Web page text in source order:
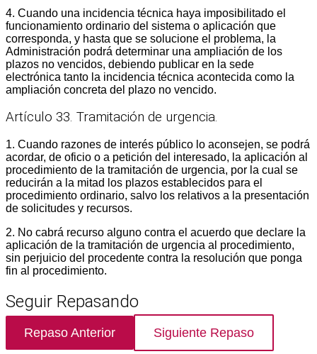
4. Cuando una incidencia técnica haya imposibilitado el
funcionamiento ordinario del sistema o aplicación que
corresponda, y hasta que se solucione el problema, la
Administración podrá determinar una ampliación de los
plazos no vencidos, debiendo publicar en la sede
electrónica tanto la incidencia técnica acontecida como la
ampliación concreta del plazo no vencido.
Artículo 33. Tramitación de urgencia.
1. Cuando razones de interés público lo aconsejen, se podrá
acordar, de oficio o a petición del interesado, la aplicación al
procedimiento de la tramitación de urgencia, por la cual se
reducirán a la mitad los plazos establecidos para el
procedimiento ordinario, salvo los relativos a la presentación
de solicitudes y recursos.
2. No cabrá recurso alguno contra el acuerdo que declare la
aplicación de la tramitación de urgencia al procedimiento,
sin perjuicio del procedente contra la resolución que ponga
fin al procedimiento.
Seguir Repasando
Repaso Anterior Siguiente Repaso